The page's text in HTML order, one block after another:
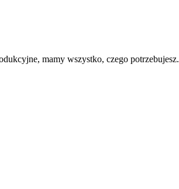
mamy wszystko, czego potrzebujesz.